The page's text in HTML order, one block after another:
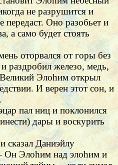
не разрушится и
передаст. Оно разобьет и
а само будет стоять
оторвался от горы без
раздробил железо, медь,
Великий Элоhим открыл
И верен этот сон, и
пал ниц и поклонился
дары и воскурить
сказал Даниэйлу
Он Элоhим над элоhим и